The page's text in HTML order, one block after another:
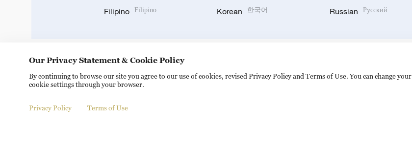
Filipino Filipino Korean 한국어 Russian Русский
DOWNLOAD OUR APP
Our Privacy Statement & Cookie Policy
By continuing to browse our site you agree to our use of cookies, revised Privacy Policy and Terms of Use. You can change your
cookie settings through your browser.
Privacy Policy Terms of Use